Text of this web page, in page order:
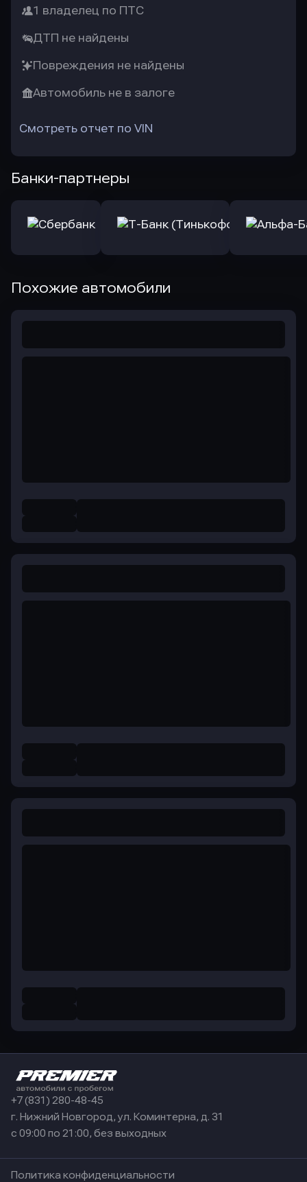
1 владелец по ПТС
ДТП не найдены
Повреждения не найдены
Автомобиль не в залоге
Смотреть отчет по VIN
Банки-партнеры
Похожие автомобили
+7 (831) 280-48-45
г. Нижний Новгород, ул. Коминтерна, д. 31
с 09:00 по 21:00, без выходных
Политика конфиденциальности